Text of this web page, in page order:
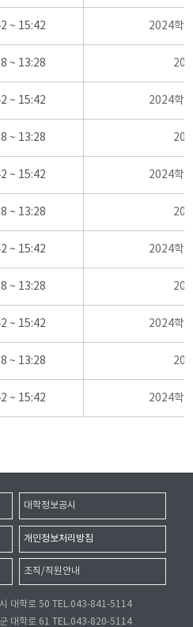
~ 15:42 2024학
~ 13:28
~ 15:42 2024학
~ 13:28
~ 15:42 2024학
~ 13:28
~ 15:42 2024학
~ 13:28
~ 15:42 2024학
~ 13:28
~ 15:42 2024학
대학정보공시
개인정보처리방침
조직/직원안내
대학로 50 TEL.043-841-5114
대학로 61 TEL.043-820-5114